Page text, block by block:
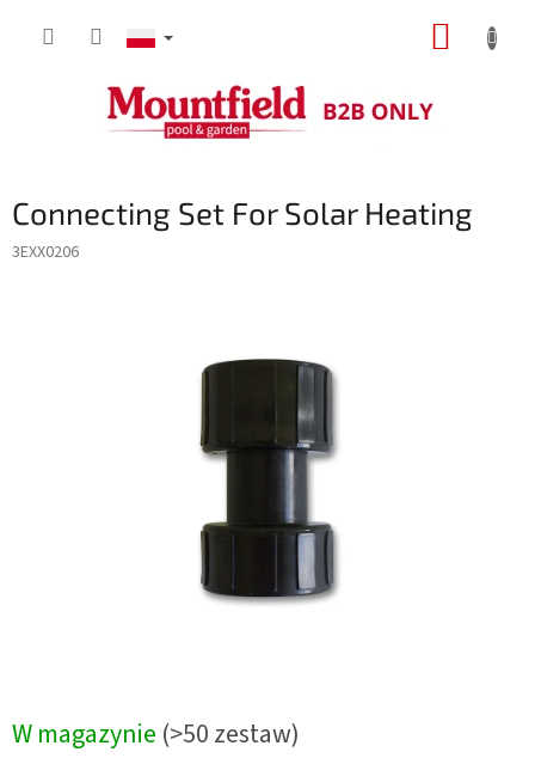
Connecting Set For Solar Heating
3EXX0206
W magazynie (>50 zestaw)